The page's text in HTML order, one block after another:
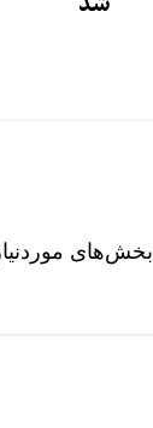
بخش‌های